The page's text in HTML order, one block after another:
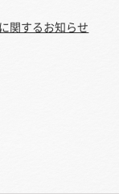
関するお知らせ